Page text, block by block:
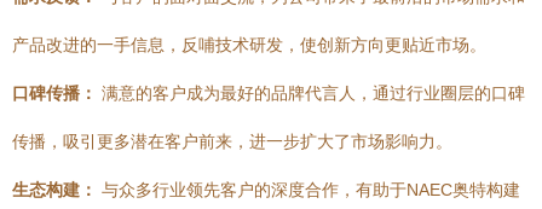
产品改进的一手信息，反哺技术研发，使创新方向更贴近市场。
口碑传播： 满意的客户成为最好的品牌代言人，通过行业圈层的口碑
传播，吸引更多潜在客户前来，进一步扩大了市场影响力。
生态构建： 与众多行业领先客户的深度合作，有助于NAEC奥特构建